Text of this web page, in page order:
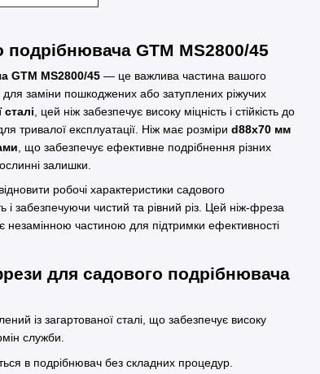
GTM MS2800/45
GTM MS2800/45 — це важлива частина вашого
заміни пошкоджених або затуплених ріжучих
сталі , цей ніж забезпечує високу міцність і стійкість до
тривалої експлуатації. Ніж має розміри d88x70 мм
, що забезпечує ефективне подрібнення різних
залишки.
робочі характеристики садового
і забезпечуючи чистий та рівний різ. Цей ніж-фреза
є незамінною частиною для підтримки ефективності
для садового подрібнювача
із загартованої сталі, що забезпечує високу
служби.
в подрібнювач без складних процедур.